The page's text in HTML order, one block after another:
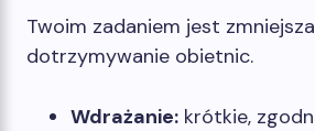
Twoim zadaniem jest
dotrzymywanie obietnic.
Wdrażanie: krótkie,